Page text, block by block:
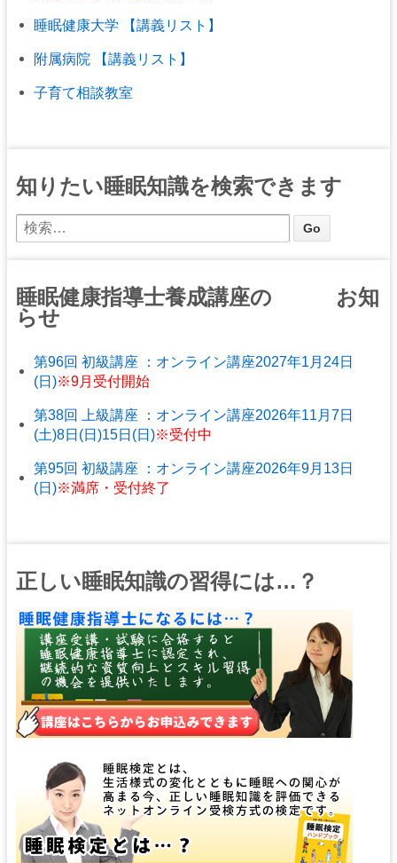
睡眠健康大学 【講義リスト】
附属病院 【講義リスト】
子育て相談教室
知りたい睡眠知識を検索できます
睡眠健康指導士養成講座の お知
らせ
第96回 初級講座 ：オンライン講座2027年1月24日
(日)※9月受付開始
第38回 上級講座 ：オンライン講座2026年11月7日
(土)8日(日)15日(日)※受付中
第95回 初級講座 ：オンライン講座2026年9月13日
(日)※満席・受付終了
正しい睡眠知識の習得には…？